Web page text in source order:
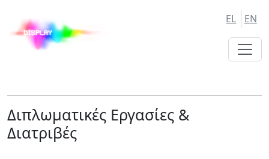
Main
Navigation
Main
Content
EL EN
Διπλωματικές Εργασίες &
Διατριβές